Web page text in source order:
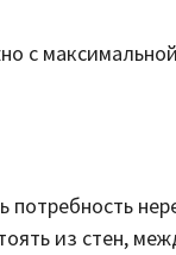
с
потребность
из стен,